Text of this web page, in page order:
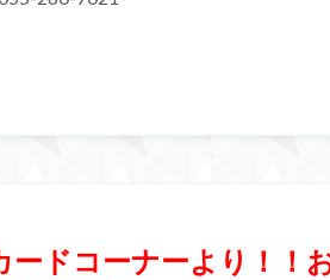
ードコーナーより！！